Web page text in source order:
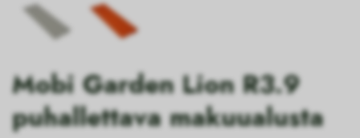
Mobi Garden Lion R3.9
puhallettava makuualusta